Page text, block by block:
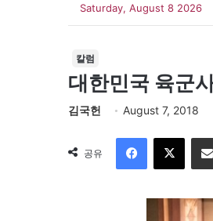
Saturday, August 8 2026
칼럼
대한민국 육군
김국헌 August 7, 2018
공유